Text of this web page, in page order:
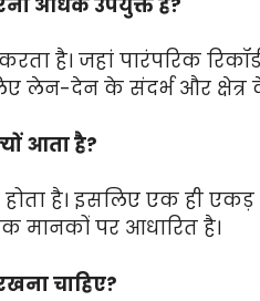
करता है। जहां पारंपरिक
लेन-देन के संदर्भ और
आता है?
है। इसलिए एक ही
मानकों पर आधारित है।
चाहिए?